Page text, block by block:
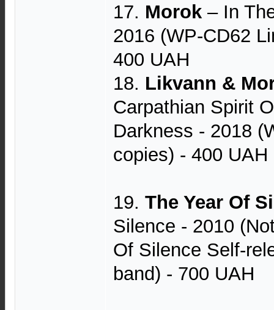
17. Morok – In
2016 (WP-CD62
400 UAH
18. Likvann &
Carpathian Spirit
Darkness - 2018
copies) - 400 UAH
19. The Year Of
Silence - 2010
Of Silence Self-
band) - 700 UAH